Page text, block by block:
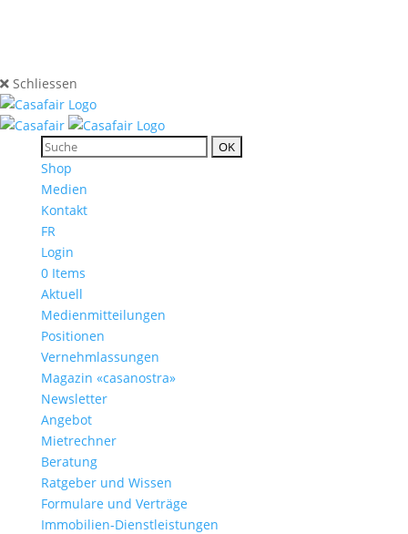
Schliessen
Shop
Medien
Kontakt
FR
Login
0 Items
Aktuell
Medienmitteilungen
Positionen
Vernehmlassungen
Magazin «casanostra»
Newsletter
Angebot
Mietrechner
Beratung
Ratgeber und Wissen
Formulare und Verträge
Immobilien-Dienstleistungen